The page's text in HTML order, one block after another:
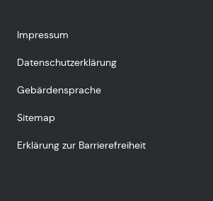
Impressum
Datenschutzerklärung
Gebärdensprache
Sitemap
Erklärung zur Barrierefreiheit